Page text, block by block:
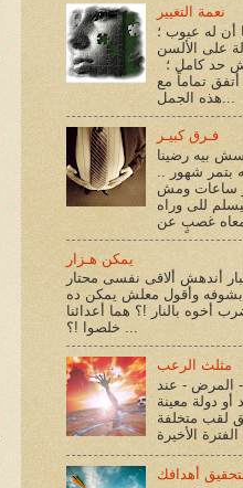
نعمة التغيير
أن له عيوب ؛
على الألسن
حد كامل ؛
تماماً مع
فـرق كبيـر
بيه رضينا
بتمر شهور ..
ساعات ومش
للى وراه
يمكن هـزار
أندهش ألاقى نفسى محتار
وأقول معلش يمكن ده
أخوه بالنار !؟ هما أعدائنا
خلصوا !؟ ...
مثلث الرعب
- المرض - عند
دولة معينة
لقب متخلفة
أهدافك